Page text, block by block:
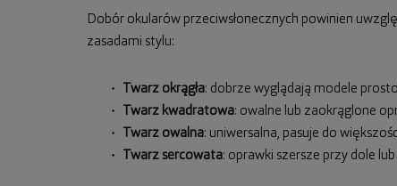
Dobór okularów przeciwsłonecznych powinien
zasadami stylu:
Twarz okrągła: dobrze wyglądają modele
Twarz kwadratowa: owalne lub zaokrąglone
Twarz owalna: uniwersalna, pasuje do
Twarz sercowata: oprawki szersze przy dole